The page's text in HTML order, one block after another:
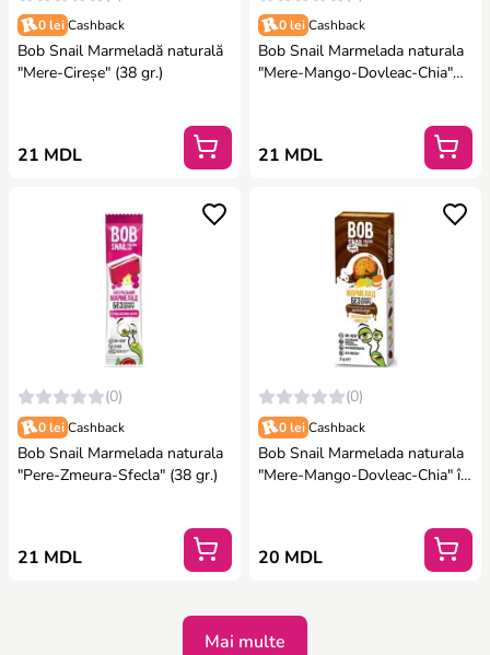
0 lei Cashback
Bob Snail Marmeladă naturală
"Mere-Cireșe" (38 gr.)
21 MDL
0 lei Cashback
Bob Snail Marmelada naturala
"Mere-Mango-Dovleac-Chia"
21 MDL
(0)
0 lei Cashback
Bob Snail Marmelada naturala
"Pere-Zmeura-Sfecla" (38 gr.)
21 MDL
(0)
0 lei Cashback
Bob Snail Marmelada naturala
"Mere-Mango-Dovleac-Chia" în
20 MDL
Mai multe